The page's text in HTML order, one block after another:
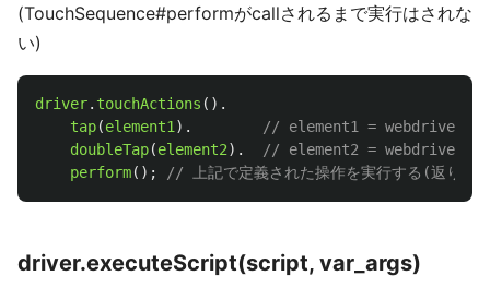
(TouchSequence#performがcallされるまで実行はされな
い)
driver. touchActions ().
tap(element1 ).
// element1 =
doubleTap(element2).
// element2 =
perform(); // 上記で定義された操作を実行する(返り値
driver.executeScript(script, var_args)